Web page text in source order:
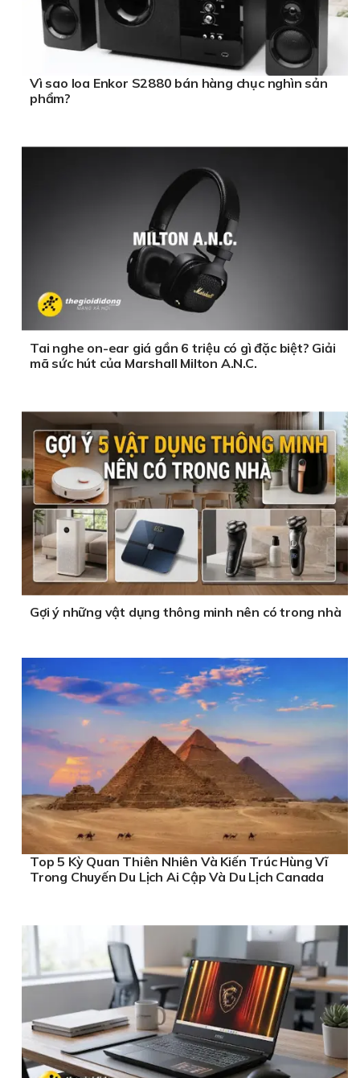
Vì sao loa Enkor S2880 bán hàng chục nghìn sản
phẩm?
Tai nghe on-ear giá gần 6 triệu có gì đặc biệt? Giải
mã sức hút của Marshall Milton A.N.C.
Gợi ý những vật dụng thông minh nên có trong nhà
Top 5 Kỳ Quan Thiên Nhiên Và Kiến Trúc Hùng Vĩ
Trong Chuyến Du Lịch Ai Cập Và Du Lịch Canada